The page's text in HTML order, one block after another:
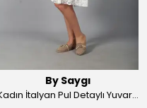
By Saygı
Kadın İtalyan Pul Detaylı Yuvarlak Yakalı Astarlı Dantelli Midi Elbise - Beyaz